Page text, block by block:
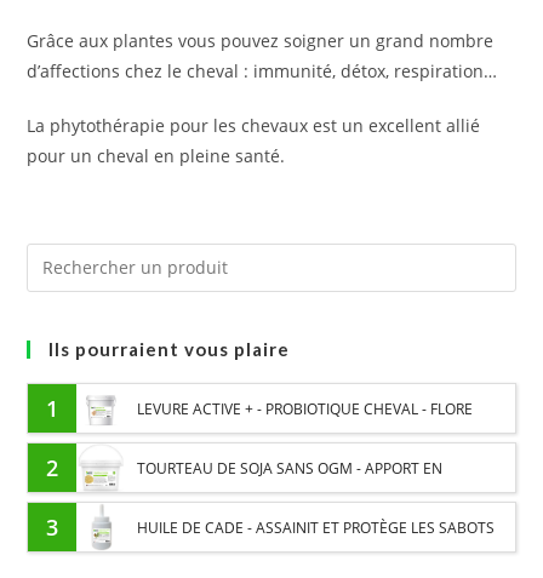
Grâce aux plantes vous pouvez soigner un grand nombre
d’affections chez le cheval : immunité, détox, respiration…
La phytothérapie pour les chevaux est un excellent allié
pour un cheval en pleine santé.
Ils pourraient vous plaire
1 LEVURE ACTIVE + - PROBIOTIQUE CHEVAL - FLORE
INTESTINALE ET DIGESTION
2 TOURTEAU DE SOJA SANS OGM - APPORT EN
PROTÉINES ET SOUTIEN ÉNERGÉTIQUE POUR CHEVAUX
3 HUILE DE CADE - ASSAINIT ET PROTÈGE LES SABOTS